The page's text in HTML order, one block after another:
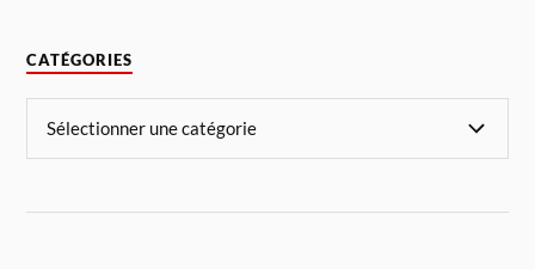
CATÉGORIES